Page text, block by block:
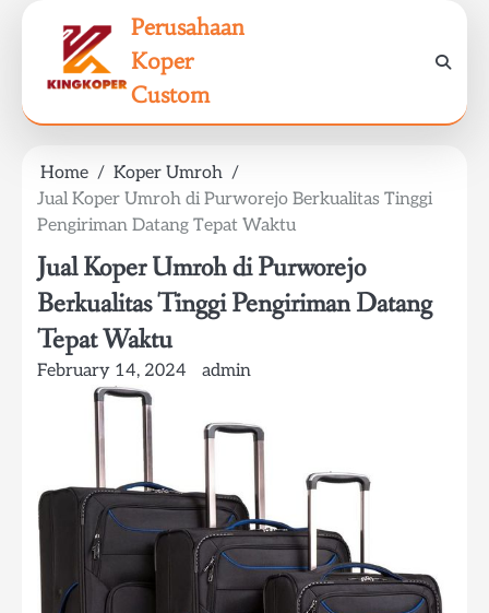
Perusahaan
Koper
Custom
Home
Koper Umroh
Jual Koper Umroh di Purworejo Berkualitas Tinggi
Pengiriman Datang Tepat Waktu
Jual Koper Umroh di Purworejo
Berkualitas Tinggi Pengiriman Datang
Tepat Waktu
February 14, 2024 admin